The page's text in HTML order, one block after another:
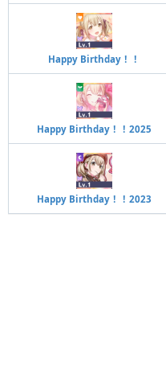
Happy Birthday！！
Happy Birthday！！2025
Happy Birthday！！2023